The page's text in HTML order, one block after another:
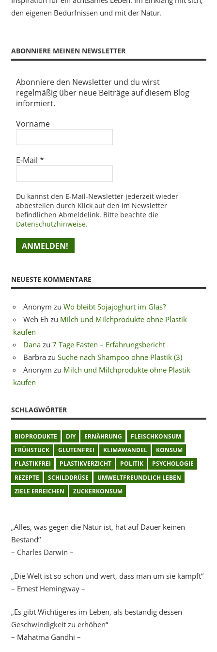
den eigenen Bedürfnissen und mit der Natur.
ABONNIERE MEINEN NEWSLETTER
Abonniere den Newsletter und du wirst
regelmäßig über neue Beiträge auf diesem Blog
informiert.
Vorname
E-Mail *
Du kannst den E-Mail-Newsletter jederzeit wieder
abbestellen durch Klick auf den im Newsletter
befindlichen Abmeldelink. Bitte beachte die
Datenschutzhinweise.
NEUESTE KOMMENTARE
Anonym zu Wo bleibt Sojajoghurt im Glas?
Weh Eh zu Milch und Milchprodukte ohne Plastik
kaufen
Dana zu 7 Tage Fasten – Erfahrungsbericht
Barbra zu Suche nach Shampoo ohne Plastik (3)
Anonym zu Milch und Milchprodukte ohne Plastik
kaufen
SCHLAGWÖRTER
BIOPRODUKTE DIY ERNÄHRUNG
FLEISCHKONSUM
FRÜHSTÜCK
GLUTENFREI KLIMAWANDEL
KONSUM
PLASTIKFREI
PLASTIKVERZICHT POLITIK
PSYCHOLOGIE
REZEPTE
SCHILDDRÜSE
UMWELTFREUNDLICH LEBEN
ZIELE ERREICHEN
ZUCKERKONSUM
„Alles, was gegen die Natur ist, hat auf Dauer keinen
Bestand“
– Charles Darwin –
„Die Welt ist so schön und wert, dass man um sie kämpft“
– Ernest Hemingway –
„Es gibt Wichtigeres im Leben, als beständig dessen
Geschwindigkeit zu erhöhen“
– Mahatma Gandhi –